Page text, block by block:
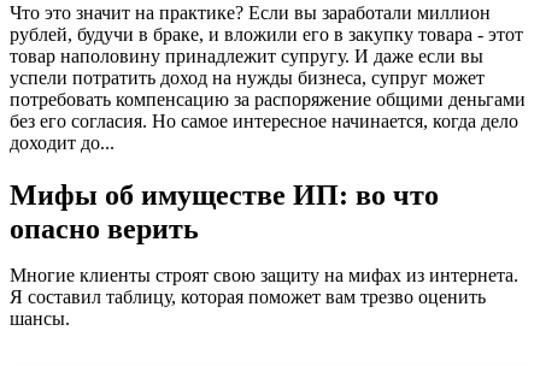
Что это значит на практике? Если вы заработали миллион
рублей, будучи в браке, и вложили его в закупку товара - этот
товар наполовину принадлежит супругу. И даже если вы
успели потратить доход на нужды бизнеса, супруг может
потребовать компенсацию за распоряжение общими деньгами
без его согласия. Но самое интересное начинается, когда дело
доходит до...
Мифы об имуществе ИП: во что
опасно верить
Многие клиенты строят свою защиту на мифах из интернета.
Я составил таблицу, которая поможет вам трезво оценить
шансы.